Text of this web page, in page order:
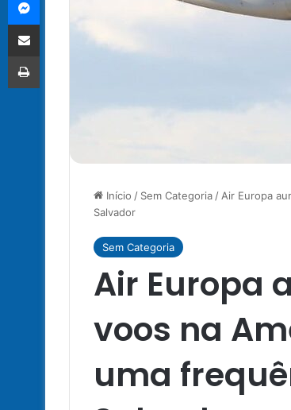
Início / Sem Categoria / Air Europa
Salvador
Sem Categoria
Air Europa
voos na
uma
Compartilhar via e-mail